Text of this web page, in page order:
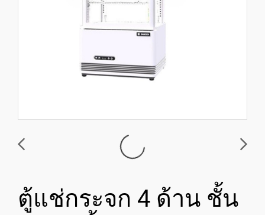
ตู้แช่กระจก 4 ด้าน ชั้น